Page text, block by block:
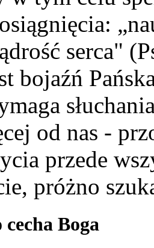
serca"
bojaźń
od nas -
przede
próżno
Boga